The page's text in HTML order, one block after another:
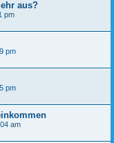
aus?
pm
pm
pm
am